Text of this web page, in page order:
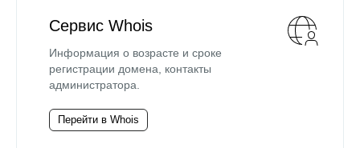
Сервис Whois
Информация о возрасте и сроке
регистрации домена, контакты
администратора.
Перейти в Whois